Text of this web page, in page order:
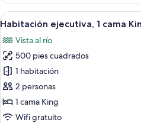
torre
cama
size,
balcón,
torre
Abrir
todas
las
fotos
de
Habitación
ejecutiva,
1
4
Habitación ejecutiva, 1 cama
Vista al río
500 pies cuadrados
1 habitación
2 personas
1 cama King
Wifi gratuito